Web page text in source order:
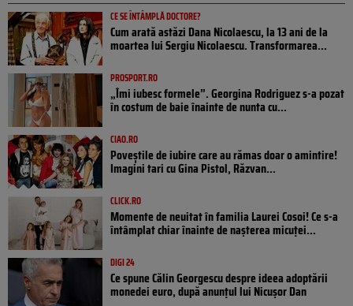
CE SE ÎNTÂMPLĂ DOCTORE?
Cum arată astăzi Dana Nicolaescu, la 13 ani de la
moartea lui Sergiu Nicolaescu. Transformarea...
PROSPORT.RO
„Îmi iubesc formele”. Georgina Rodriguez s-a pozat
în costum de baie înainte de nunta cu...
CIAO.RO
Poveştile de iubire care au rămas doar o amintire!
Imagini tari cu Gina Pistol, Răzvan...
CLICK.RO
Momente de neuitat în familia Laurei Cosoi! Ce s-a
întâmplat chiar înainte de nașterea micuței...
DIGI 24
Ce spune Călin Georgescu despre ideea adoptării
monedei euro, după anunțul lui Nicușor Dan